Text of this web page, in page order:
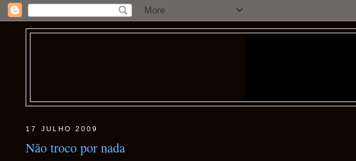
17 JULHO 2009
Não troco por nada